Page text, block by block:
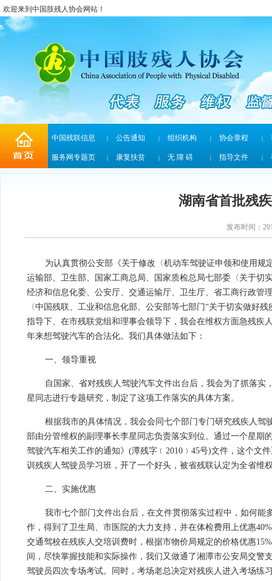
欢迎来到中国肢残人协会网站！
中国残联信息 | 公告通知 | 组织机构 | 协会章程 |
服务网专题页 | 康复扶贫 | 无 障 碍 | 指导文件 |
湖南省首批残
发布时间：
为认真贯彻公安部《关于修改〈机动车驾驶证申领和使用
运输部、卫生部、国家工商总局、国家质检总局七部委〈关于切
经济和信息化委、公安厅、交通运输厅、卫生厅、省工商行政管
〈中国残联、工业和信息化部、公安部等七部门“关于切实做好
指导下、在市残联党组和理事会领导下，我会在维权方面急残疾
年来想驾驶汽车的合法化。我们具体做法如下：
一、领导重视
自国家、省对残疾人驾驶汽车文件出台后，我会为了抓落
星同志进行专题研究，制定了这项工作落实的具体方案。
根据我市的具体情况，我会会同七个部门专门研究残疾人
部由分管维权的副理事长李星同志负责落实到位。通过一个星期
驾驶汽车相关工作的通知》(潭残字﹝2010﹞45号)文件，这个文
训残疾人驾驶员学习班，开了一个好头，被省残联认定为全省维
二、实施优惠
我市七个部门文件出台后，在文件贯彻落实过程中，如何
作，得到了卫生局、市医院的大力支持，并在体检费用上优惠
交通驾校在残疾人交培训费时，根据市物价局规定的价格优惠
间，尽快掌握技能和实际操作，我们又做通了湘潭市公安局交
驾驶员四次专场考试。同时，考场老总决定对残疾人进入考场练